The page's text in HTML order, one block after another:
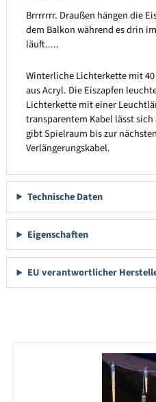
Brrrrrrr. Draußen hängen die
dem Balkon während es drin
läuft.....
Winterliche Lichterkette mit
aus Acryl. Die Eiszapfen
Lichterkette mit einer
transparentem Kabel lässt
gibt Spielraum bis zur
Verlängerungskabel.
Technische Daten
Eigenschaften
EU verantwortlicher